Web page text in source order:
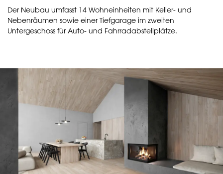
Der Neubau umfasst 14 Wohneinheiten mit Keller- und
Nebenräumen sowie einer Tiefgarage im zweiten
Untergeschoss für Auto- und Fahrradabstellplätze.